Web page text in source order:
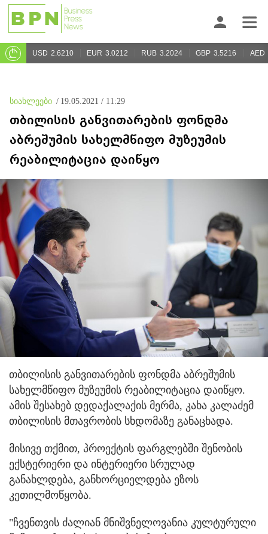
USD 2.6210 EUR 3.0212 RUB 3.2024 GBP 3.5216 AED
სიახლეები / 19.05.2021 / 11:29
თბილისის განვითარების ფონდმა
აბრეშუმის სახელმწიფო მუზეუმის
რეაბილიტაცია დაიწყო
თბილისის განვითარების ფონდმა აბრეშუმის
სახელმწიფო მუზეუმის რეაბილიტაცია დაიწყო.
ამის შესახებ დედაქალაქის მერმა, კახა კალაძემ
თბილისის მთავრობის სხდომაზე განაცხადა.
მისივე თქმით, პროექტის ფარგლებში შენობის
ექსტერიერი და ინტერიერი სრულად
განახლდება, განხორციელდება ეზოს
კეთილმოწყობა.
"ჩვენთვის ძალიან მნიშვნელოვანია კულტურული